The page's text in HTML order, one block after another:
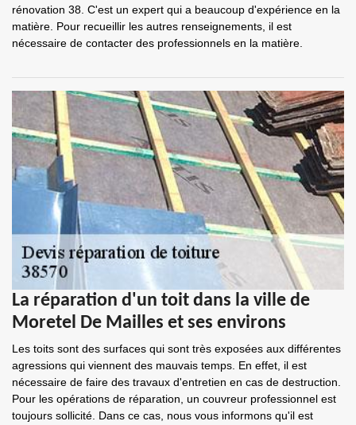
rénovation 38. C'est un expert qui a beaucoup d'expérience en la
matière. Pour recueillir les autres renseignements, il est
nécessaire de contacter des professionnels en la matière.
La réparation d'un toit dans la ville de
Moretel De Mailles et ses environs
Les toits sont des surfaces qui sont très exposées aux différentes
agressions qui viennent des mauvais temps. En effet, il est
nécessaire de faire des travaux d'entretien en cas de destruction.
Pour les opérations de réparation, un couvreur professionnel est
toujours sollicité. Dans ce cas, nous vous informons qu'il est